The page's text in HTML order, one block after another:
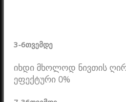
3-6თვემდე
იხდი მხოლოდ ნივთის
ეფექტური 0%